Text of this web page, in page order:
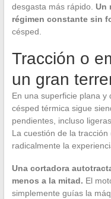
desgasta más rápido. Un
régimen constante sin
césped.
Tracción o
un gran
En una superficie plana
césped térmica sigue
pendientes, incluso
La cuestión de la
radicalmente la
Una cortadora
menos a la mitad. El
simplemente guías la